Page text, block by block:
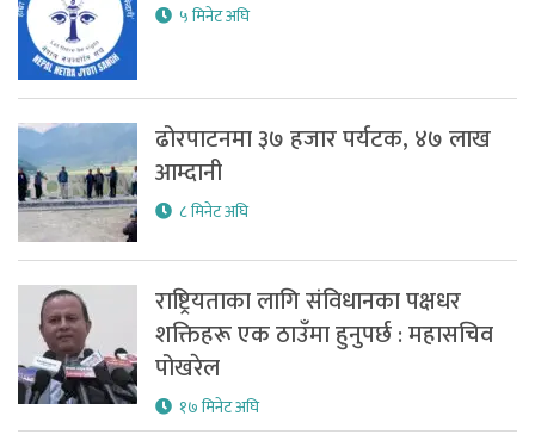
५ मिनेट अघि
ढोरपाटनमा ३७ हजार पर्यटक, ४७ लाख
आम्दानी
८ मिनेट अघि
राष्ट्रियताका लागि संविधानका पक्षधर
शक्तिहरू एक ठाउँमा हुनुपर्छ : महासचिव
पोखरेल
१७ मिनेट अघि